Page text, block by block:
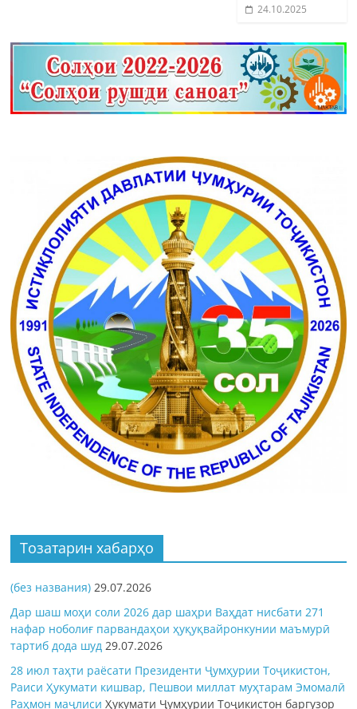
24.10.2025
Тозатарин хабарҳо
(без названия) 29.07.2026
Дар шаш моҳи соли 2026 дар шаҳри Ваҳдат нисбати 271
нафар ноболиғ парвандаҳои ҳуқуқвайронкунии маъмурӣ
тартиб дода шуд 29.07.2026
28 июл таҳти раёсати Президенти Ҷумҳурии Тоҷикистон,
Раиси Ҳукумати кишвар, Пешвои миллат муҳтарам Эмомалӣ
Раҳмон маҷлисиҲукумати Ҷумҳурии Тоҷикистон баргузор